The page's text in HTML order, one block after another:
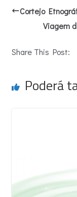
Cortejo
Viagem
Share This Post:
Poderá